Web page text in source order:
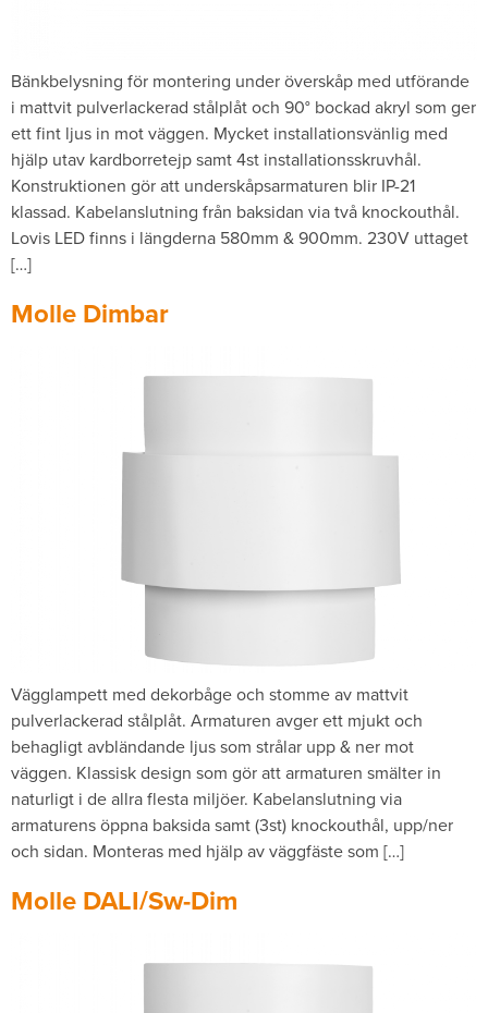
Bänkbelysning för montering under överskåp med utförande
i mattvit pulverlackerad stålplåt och 90° bockad akryl som ger
ett fint ljus in mot väggen. Mycket installationsvänlig med
hjälp utav kardborretejp samt 4st installationsskruvhål.
Konstruktionen gör att underskåpsarmaturen blir IP-21
klassad. Kabelanslutning från baksidan via två knockouthål.
Lovis LED finns i längderna 580mm & 900mm. 230V uttaget
[…]
Molle Dimbar
Vägglampett med dekorbåge och stomme av mattvit
pulverlackerad stålplåt. Armaturen avger ett mjukt och
behagligt avbländande ljus som strålar upp & ner mot
väggen. Klassisk design som gör att armaturen smälter in
naturligt i de allra flesta miljöer. Kabelanslutning via
armaturens öppna baksida samt (3st) knockouthål, upp/ner
och sidan. Monteras med hjälp av väggfäste som […]
Molle DALI/Sw-Dim